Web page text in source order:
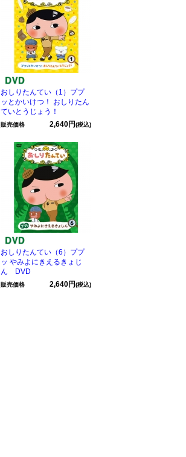
おしりたんてい（1）ププ
ッとかいけつ！ おしりたん
ていとうじょう！
販売価格 2,640円(税込)
おしりたんてい（6）ププ
ッ やみよにきえるきょじ
ん DVD
販売価格 2,640円(税込)